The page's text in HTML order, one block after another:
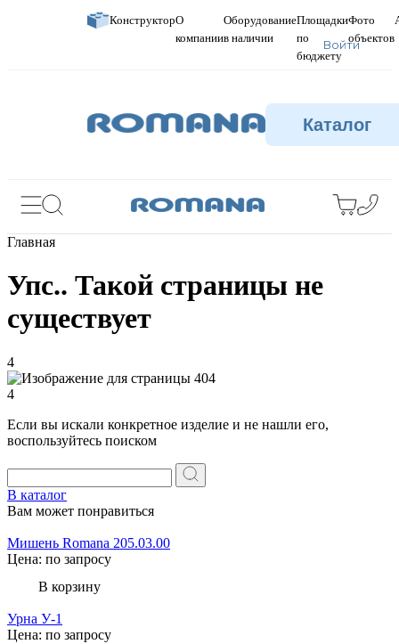
КонструкторО
компании
Оборудование
в наличии
Площадки
по
бюджету
Фото
объектов
Войти
Каталог
Главная
Упс.. Такой страницы не
существует
4
4
Если вы искали конкретное изделие и не нашли его,
воспользуйтесь поиском
В каталог
Вам может понравиться
Мишень Romana 205.03.00
Цена: по запросу
В корзину
Урна У-1
Цена: по запросу